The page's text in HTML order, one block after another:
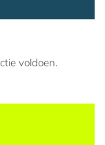
voldoen.